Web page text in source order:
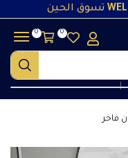
تسوق الحين
❘
0
0
فاخر